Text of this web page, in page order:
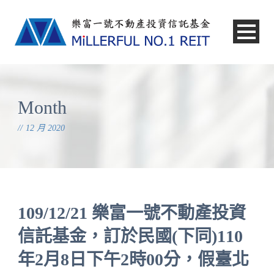
Month
12 月 2020
109/12/21 樂富一號不動產投資
信託基金，訂於民國(下同)110
年2月8日下午2時00分，假臺北